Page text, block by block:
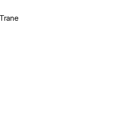
Trane